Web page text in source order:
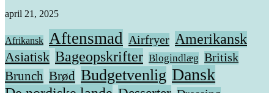
april 21, 2025
Afrikansk Aftensmad Airfryer Amerikansk
Asiatisk Bageopskrifter Blogindlæg Britisk
Brunch Brød Budgetvenlig Dansk